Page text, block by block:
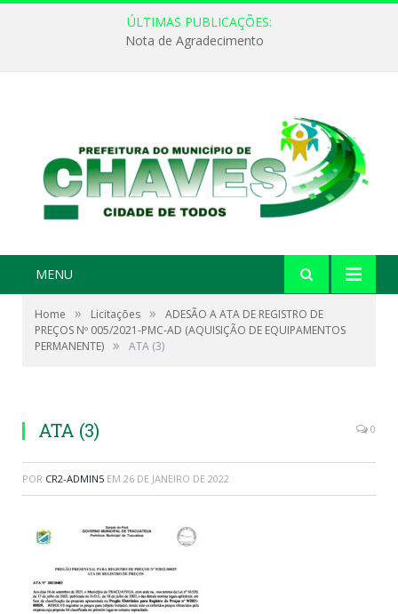
ÚLTIMAS PUBLICAÇÕES:
Nota de Agradecimento
MENU
Home » Licitações »
ADESÃO A ATA DE REGISTRO DE
PREÇOS Nº 005/2021-PMC-AD (AQUISIÇÃO DE EQUIPAMENTOS
PERMANENTE) » ATA (3)
ATA (3) 0
POR CR2-ADMIN5 EM 26 DE JANEIRO DE 2022